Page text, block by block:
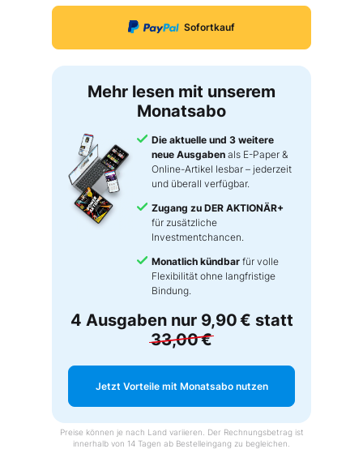
Sofortkauf
Mehr lesen mit unserem
Monatsabo
Die aktuelle und 3 weitere
neue Ausgaben als E-Paper &
Online-Artikel lesbar – jederzeit
und überall verfügbar.
Zugang zu DER AKTIONÄR+
für zusätzliche
Investmentchancen.
Monatlich kündbar für volle
Flexibilität ohne langfristige
Bindung.
4 Ausgaben nur 9,90 € statt
33,00 €
Jetzt Vorteile mit Monatsabo nutzen
Preise können je nach Land variieren. Der Rechnungsbetrag ist
innerhalb von 14 Tagen ab Bestelleingang zu begleichen.